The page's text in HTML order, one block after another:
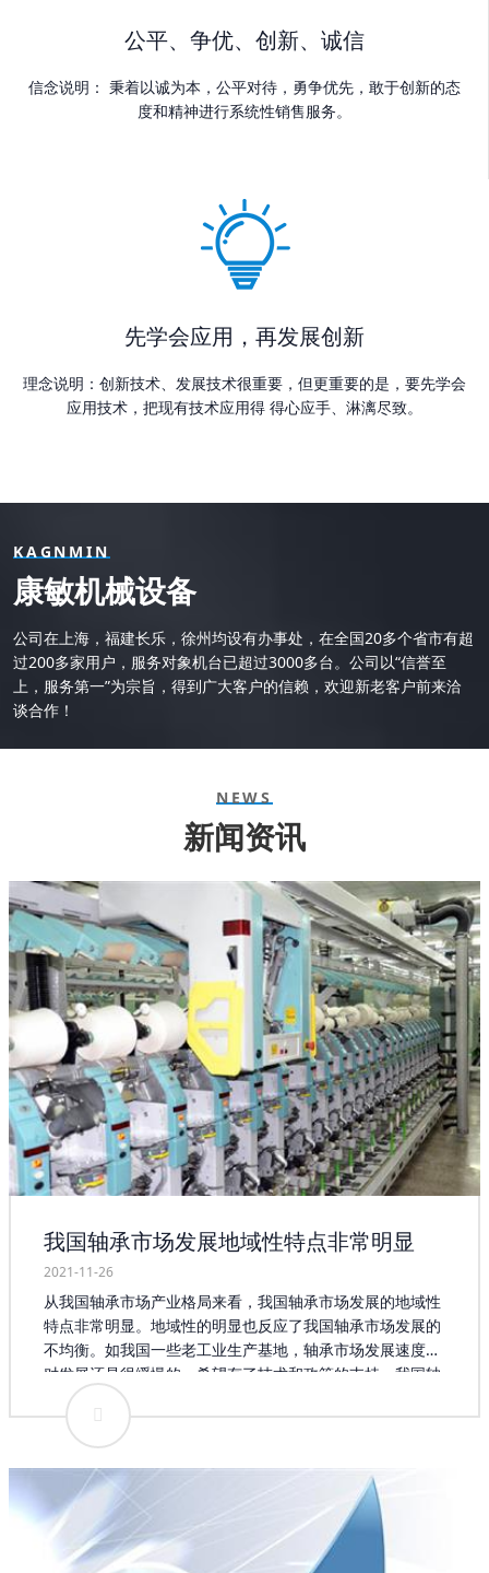
公平、争优、创新、诚信
信念说明： 秉着以诚为本，公平对待，勇争优先，敢于创新的态
度和精神进行系统性销售服务。
先学会应用，再发展创新
理念说明：创新技术、发展技术很重要，但更重要的是，要先学会
应用技术，把现有技术应用得 得心应手、淋漓尽致。
KAGNMIN
康敏机械设备
公司在上海，福建长乐，徐州均设有办事处，在全国20多个省市有超
过200多家用户，服务对象机台已超过3000多台。公司以“信誉至
上，服务第一”为宗旨，得到广大客户的信赖，欢迎新老客户前来洽
谈合作！
NEWS
新闻资讯
我国轴承市场发展地域性特点非常明显
2021-11-26
从我国轴承市场产业格局来看，我国轴承市场发展的地域性
特点非常明显。地域性的明显也反应了我国轴承市场发展的
不均衡。如我国一些老工业生产基地，轴承市场发展速度相
对发展还是很缓慢的。希望有了技术和政策的支持，我国轴
承市场创新能力越来越强，企业自身发展越来越好，在轴承
产业发展的过程中，中国既要加速弥补现实存在的短板，又
要在明确的产业发展目标和发展重点的指引下，系统地推进
轴承产业的发展，以期实现由轴承生产大国向轴承生产强国
的转变。我国轴承行业发展至今，已经有了比较完善的行业
基础。我国轴承市场的发展时间却比较短，起步较发达国家
落后不少。作为现代化工业生产不可或缺的重要装备，轴承
市场已经成为国家重要的战略装备，它的技术水平可以反映